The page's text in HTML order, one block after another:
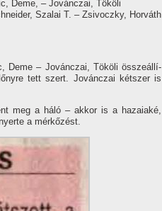
Deme, – Jovánczai, Tököli
Szalai T. – Zsivoczky, Horváth
Deme – Jovánczai, Tököli összeállí­
tett szert. Jovánczai kétszer is
meg a háló – akkor is a hazaiaké,
a mérkőzést.